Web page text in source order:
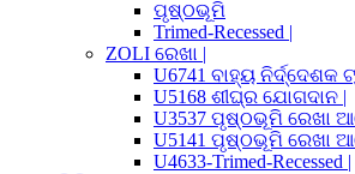
ପୃଷ୍ଠଭୂମି
Trimed-Recessed |
ZOLI ରେଖା |
U6741 ବାହ୍ୟ ନିର୍ଦ୍ଦେଶକ
U5168 ଶୀଘ୍ର ଯୋଗଦାନ |
U3537 ପୃଷ୍ଠଭୂମି ରେଖା
U5141 ପୃଷ୍ଠଭୂମି ରେଖା
U4633-Trimed-Recessed |